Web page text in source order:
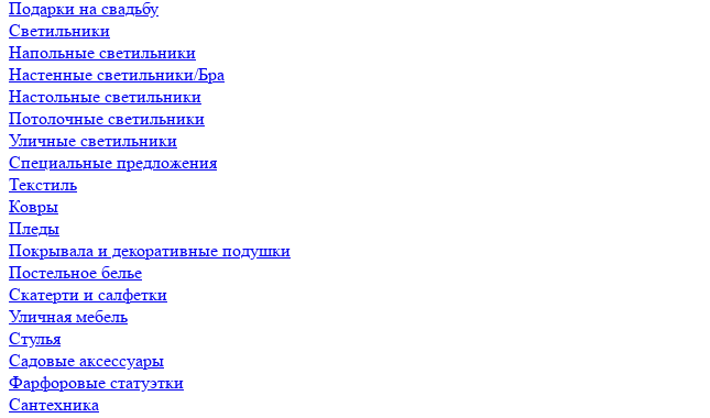
Подарки на свадьбу
Светильники
Напольные светильники
Настенные светильники/Бра
Настольные светильники
Потолочные светильники
Уличные светильники
Специальные предложения
Текстиль
Ковры
Пледы
Покрывала и декоративные подушки
Постельное белье
Скатерти и салфетки
Уличная мебель
Стулья
Садовые аксессуары
Фарфоровые статуэтки
Сантехника